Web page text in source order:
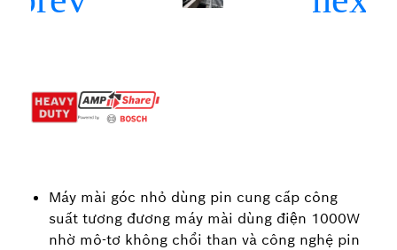
Máy mài góc nhỏ dùng pin cung cấp công
suất tương đương máy mài dùng điện 1000W
nhờ mô-tơ không chổi than và công nghệ pin